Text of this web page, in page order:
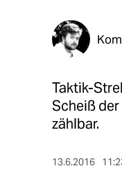
Taktik-
Scheiß
zählbar.
13.6.2016